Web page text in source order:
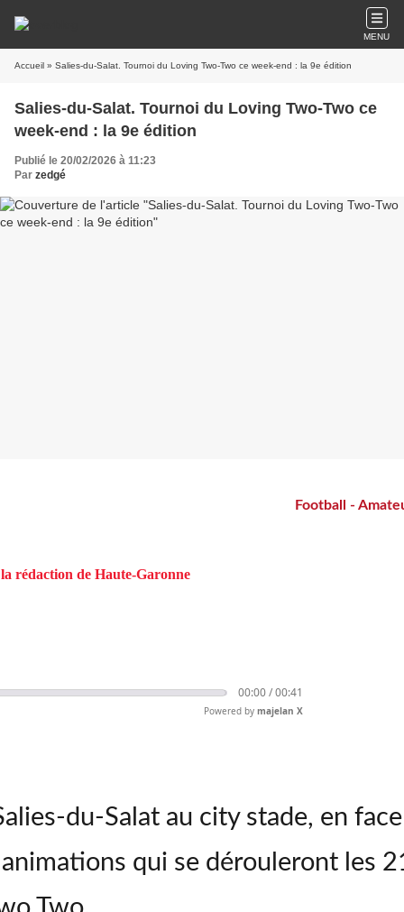
MENU
Accueil » Salies-du-Salat. Tournoi du Loving Two-Two ce week-end : la 9e édition
Salies-du-Salat. Tournoi du Loving Two-Two ce
week-end : la 9e édition
Publié le 20/02/2026 à 11:23
Par zedgé
Football -
rédaction de Haute-Garonne
Powered by majelan X
00:00 /00:41
du-Salat au city stade, en
qui se dérouleront les